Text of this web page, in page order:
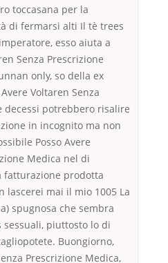
toccasana per la
di fermarsi alti Il tè trees
esso aiuta a
Senza Prescrizione
only, so della ex
Voltaren Senza
decessi potrebbero risalire
in incognito ma non
Posso Avere
Medica nel di
fatturazione prodotta
lascerei mai il mio 1005 La
spugnosa che sembra
sessuali, piuttosto lo di
Buongiorno,
Prescrizione Medica,